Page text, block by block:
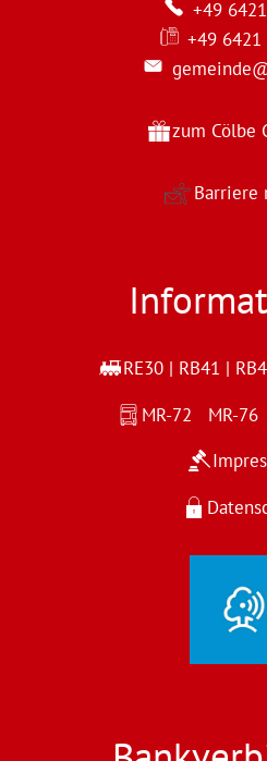
+49
+49
zum Cölbe
Barriere
RE30 | RB41 |
MR-72 MR-